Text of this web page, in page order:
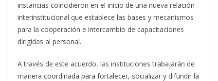
instancias coincidieron en el inicio de una nueva relación
interinstitucional que establece las bases y mecanismos
para la cooperación e intercambio de capacitaciones
dirigidas al personal.
A través de este acuerdo, las instituciones trabajarán de
manera coordinada para fortalecer, socializar y difundir la